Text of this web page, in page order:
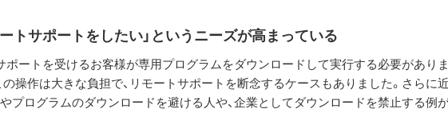
トサポートをしたい」というニーズが高まっている
ポートを受けるお客様が専用プログラムをダウンロードして実行する必要があり
操作は大きな負担で、リモートサポートを断念するケースもありました。さらに
プログラムのダウンロードを避ける人や、企業としてダウンロードを禁止する例